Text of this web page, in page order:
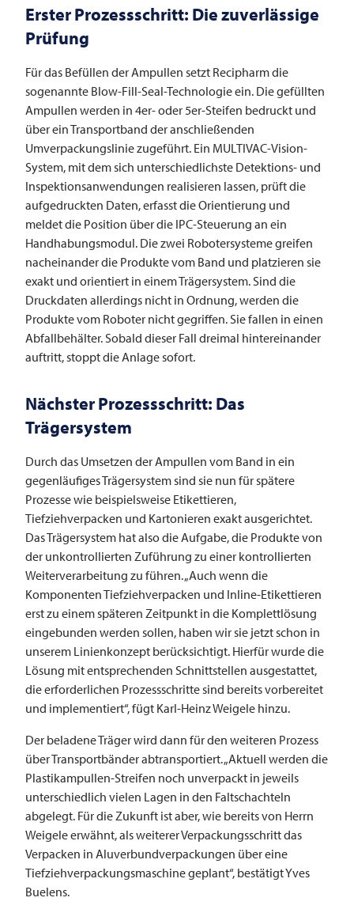
Erster Prozessschritt: Die zuverlässige
Prüfung
Für das Befüllen der Ampullen setzt Recipharm die
sogenannte Blow-Fill-Seal-Technologie ein. Die gefüllten
Ampullen werden in 4er- oder 5er-Steifen bedruckt und
über ein Transportband der anschließenden
Umverpackungslinie zugeführt. Ein ­­MULTIVAC-Vision-
System, mit dem sich unterschiedlichste Detektions- und
Inspektionsanwendungen realisieren lassen, prüft die
aufgedruckten Daten, erfasst die Orientierung und
meldet die Position über die IPC-Steuerung an ein
Handhabungsmodul. Die zwei Robotersysteme greifen
nacheinander die Produkte vom Band und platzieren sie
exakt und orientiert in einem Trägersystem. Sind die
Druckdaten allerdings nicht in Ordnung, werden die
Produkte vom Roboter nicht gegriffen. Sie fallen in einen
Abfallbehälter. Sobald dieser Fall dreimal hintereinander
auftritt, stoppt die Anlage sofort.
Nächster Prozessschritt: Das
Trägersystem
Durch das Umsetzen der Ampullen vom Band in ein
gegenläufiges Trägersystem sind sie nun für spätere
Prozesse wie beispielsweise Etikettieren,
Tiefziehverpacken und Kartonieren exakt ausgerichtet.
Das Trägersystem hat also die Aufgabe, die Produkte von
der unkontrollierten Zuführung zu einer kontrollierten
Weiterverarbeitung zu führen. „Auch wenn die
Komponenten Tiefziehverpacken und Inline-Etikettieren
erst zu einem späteren Zeitpunkt in die Komplettlösung
eingebunden werden sollen, haben wir sie jetzt schon in
unserem Linienkonzept berücksichtigt. Hierfür wurde die
Lösung mit entsprechenden Schnittstellen ausgestattet,
die erforderlichen Prozessschritte sind bereits vorbereitet
und implementiert“, fügt Karl-Heinz Weigele hinzu.
Der beladene Träger wird dann für den weiteren Prozess
über Transportbänder abtransportiert. „Aktuell werden die
Plastikampullen-Streifen noch unverpackt in jeweils
unterschiedlich vielen Lagen in den Faltschachteln
abgelegt. Für die Zukunft ist aber, wie bereits von Herrn
Weigele erwähnt, als weiterer Verpackungsschritt das
Verpacken in Aluverbundverpackungen über eine
Tiefziehverpackungsmaschine geplant“, bestätigt Yves
Buelens.